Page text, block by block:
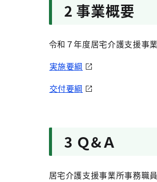
2 事業概要
令和７年度居宅介護支援事
実施要綱
交付要綱
3 Ｑ&Ａ
居宅介護支援事業所事務職